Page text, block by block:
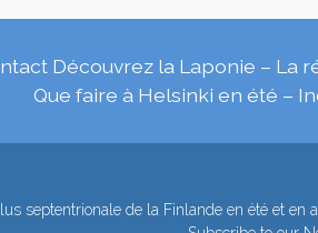
Découvrez la Laponie – La
Que faire à Helsinki en été –
septentrionale de la Finlande en été et en